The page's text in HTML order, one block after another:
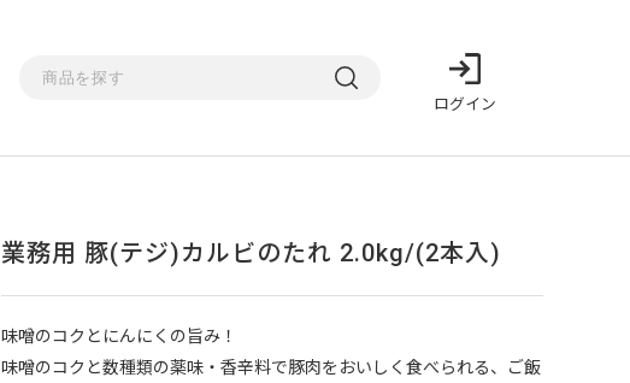
ログイン
業務用 豚(テジ)カルビのたれ 2.0kg/(2本入)
味噌のコクとにんにくの旨み！
味噌のコクと数種類の薬味・香辛料で豚肉をおいしく食べられる、ご飯